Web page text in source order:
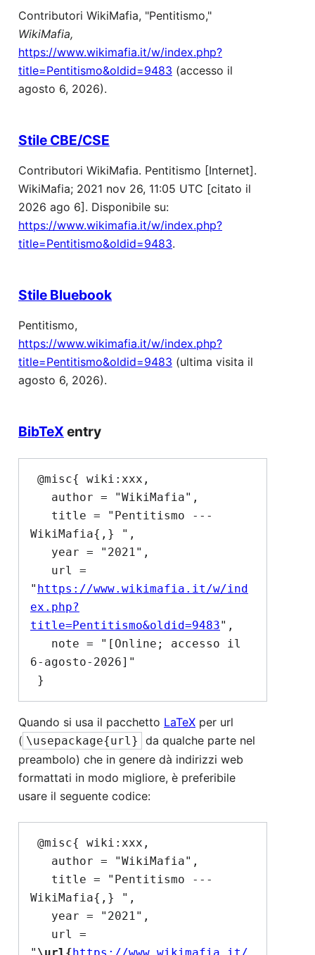
Contributori WikiMafia, "Pentitismo,"
WikiMafia,
https://www.wikimafia.it/w/index.php?
title=Pentitismo&oldid=9483 (accesso il
agosto 6, 2026).
Stile CBE/CSE
Contributori WikiMafia. Pentitismo [Internet].
WikiMafia; 2021 nov 26, 11:05 UTC [citato il
2026 ago 6]. Disponibile su:
https://www.wikimafia.it/w/index.php?
title=Pentitismo&oldid=9483.
Stile Bluebook
Pentitismo,
https://www.wikimafia.it/w/index.php?
title=Pentitismo&oldid=9483 (ultima visita il
agosto 6, 2026).
BibTeX entry
WikiMafia{,} ",
" https://www.wikimafia.it/w/ind
ex.php?
title=Pentitismo&oldid=9483",
6-agosto-2026]"
Quando si usa il pacchetto LaTeX per url
( \usepackage{url}
da qualche parte nel
preambolo) che in genere dà indirizzi web
formattati in modo migliore, è preferibile
usare il seguente codice:
WikiMafia{,} ",